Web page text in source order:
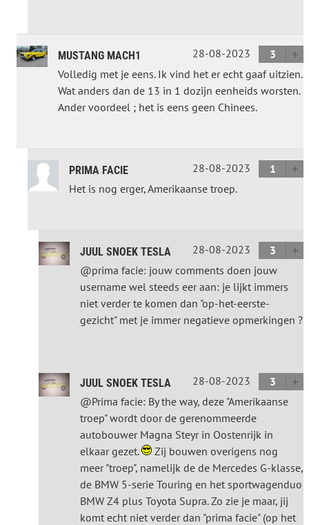
MUSTANG MACH1 28-08-2023
3
Volledig met je eens. Ik vind het er echt gaaf uitzien.
Wat anders dan de 13 in 1 dozijn eenheids worsten.
Ander voordeel ; het is eens geen Chinees.
PRIMA FACIE 28-08-2023
1
Het is nog erger, Amerikaanse troep.
JUUL SNOEK TESLA 28-08-2023
3
@prima facie: jouw comments doen jouw
username wel steeds eer aan: je lijkt immers
niet verder te komen dan "op-het-eerste-
gezicht" met je immer negatieve opmerkingen ?
JUUL SNOEK TESLA 28-08-2023
3
@Prima facie: By the way, deze "Amerikaanse
troep" wordt door de gerenommeerde
autobouwer Magna Steyr in Oostenrijk in
elkaar gezet.
Zij bouwen overigens nog
meer "troep", namelijk de de Mercedes G-klasse,
de BMW 5-serie Touring en het sportwagenduo
BMW Z4 plus Toyota Supra. Zo zie je maar, jij
komt echt niet verder dan "prima facie" (op het